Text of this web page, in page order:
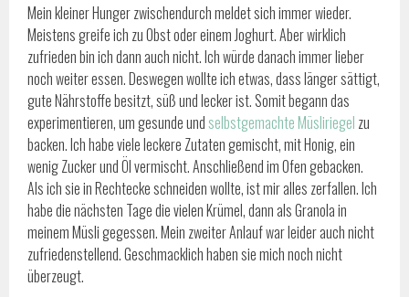
Mein kleiner Hunger zwischendurch meldet sich immer wieder.
Meistens greife ich zu Obst oder einem Joghurt. Aber wirklich
zufrieden bin ich dann auch nicht. Ich würde danach immer lieber
noch weiter essen. Deswegen wollte ich etwas, dass länger sättigt,
gute Nährstoffe besitzt, süß und lecker ist. Somit begann das
experimentieren, um gesunde undselbstgemachte Müsliriegel zu
backen. Ich habe viele leckere Zutaten gemischt, mit Honig, ein
wenig Zucker und Öl vermischt. Anschließend im Ofen gebacken.
Als ich sie in Rechtecke schneiden wollte, ist mir alles zerfallen. Ich
habe die nächsten Tage die vielen Krümel, dann als Granola in
meinem Müsli gegessen. Mein zweiter Anlauf war leider auch nicht
zufriedenstellend. Geschmacklich haben sie mich noch nicht
überzeugt.